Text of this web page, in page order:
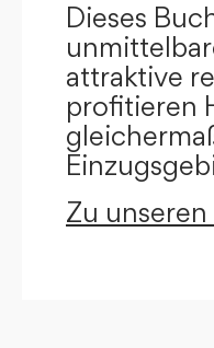
Dieses
attraktive
profitieren
Zu